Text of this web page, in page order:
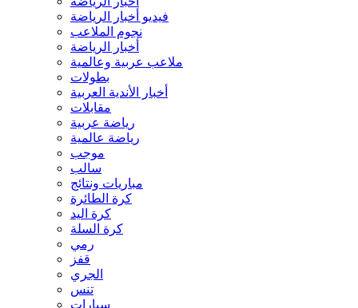
فيديو أخبار الرياضة
نجوم الملاعب
أخبار الرياضة
ملاعب عربية وعالمية
بطولات
أخبار الأندية العربية
مقابلات
رياضة عربية
رياضة عالمية
موجب
سالب
مباريات ونتائج
كرة الطائرة
كرة اليد
كرة السلة
رمي
قفز
الجري
تنس
سيارات